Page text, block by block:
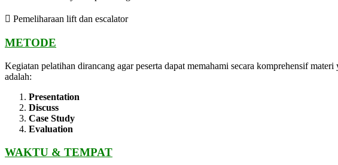
 Pemeliharaan lift dan escalator
METODE
Kegiatan pelatihan dirancang agar peserta dapat memahami secara komprehensif
adalah:
Presentation
Discuss
Case Study
Evaluation
WAKTU & TEMPAT